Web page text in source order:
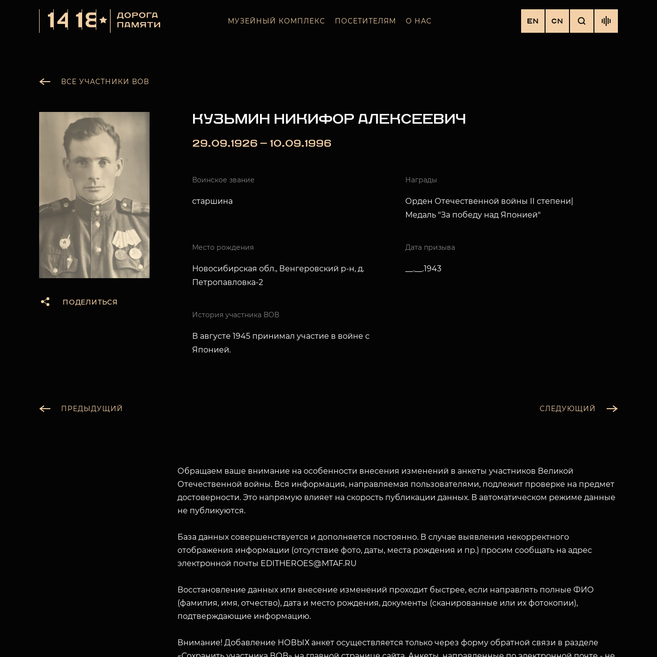
МУЗЕЙНЫЙ КОМПЛЕКС ПОСЕТИТЕЛЯМ О НАС EN CN
ВСЕ УЧАСТНИКИ ВОВ
ПОДЕЛИТЬСЯ
КУЗЬМИН НИКИФОР АЛЕКСЕЕВИЧ
29.09.1926 — 10.09.1996
Воинское звание
старшина
Награды
Орден Отечественной войны II степени|
Медаль "За победу над Японией"
Место рождения
Новосибирская обл., Венгеровский р-н, д.
Петропавловка-2
Дата призыва
__.__.1943
История участника ВОВ
В августе 1945 принимал участие в войне с
Японией.
ПРЕДЫДУЩИЙ СЛЕДУЮЩИЙ
Обращаем ваше внимание на особенности внесения изменений в анкеты участников Великой
Отечественной войны. Вся информация, направляемая пользователями, подлежит проверке на предмет
достоверности. Это напрямую влияет на скорость публикации данных. В автоматическом режиме данные
не публикуются.
База данных совершенствуется и дополняется постоянно. В случае выявления некорректного
отображения информации (отсутствие фото, даты, места рождения и пр.) просим сообщать на адрес
электронной почты EDITHEROES@MTAF.RU
Восстановление данных или внесение изменений проходит быстрее, если направлять полные ФИО
(фамилия, имя, отчество), дата и место рождения, документы (сканированные или их фотокопии),
подтверждающие информацию.
Внимание! Добавление НОВЫХ анкет осуществляется только через форму обратной связи в разделе